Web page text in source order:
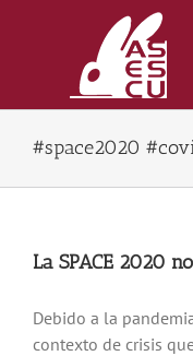
Inicio
#space2020
La SPACE 2020
Debido a la
contexto de crisis